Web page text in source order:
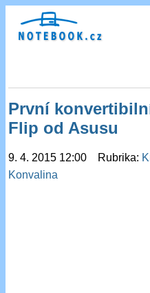
První
Flip od Asusu
9. 4. 2015 12:00 Rubrika:
Konvalina